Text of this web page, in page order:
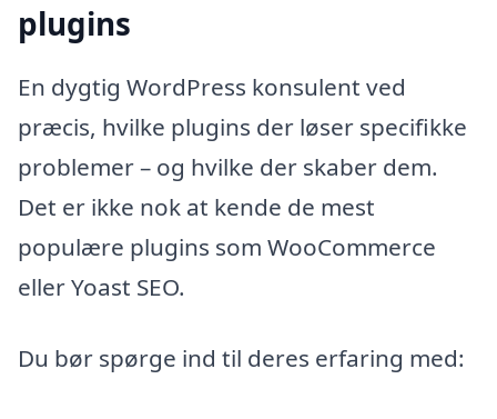
plugins
En dygtig WordPress konsulent ved
præcis, hvilke plugins der løser specifikke
problemer – og hvilke der skaber dem.
Det er ikke nok at kende de mest
populære plugins som WooCommerce
eller Yoast SEO.
Du bør spørge ind til deres erfaring med: